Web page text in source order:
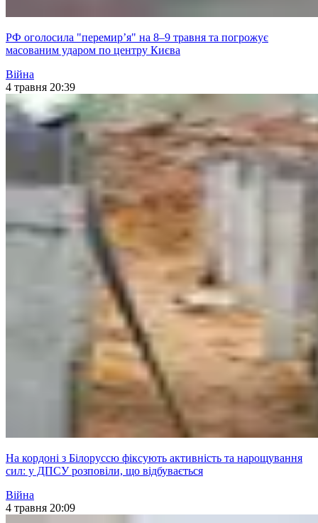
РФ оголосила "перемир’я" на 8–9 травня та погрожує
масованим ударом по центру Києва
Війна
4 травня 20:39
На кордоні з Білоруссю фіксують активність та нарощування
сил: у ДПСУ розповіли, що відбувається
Війна
4 травня 20:09